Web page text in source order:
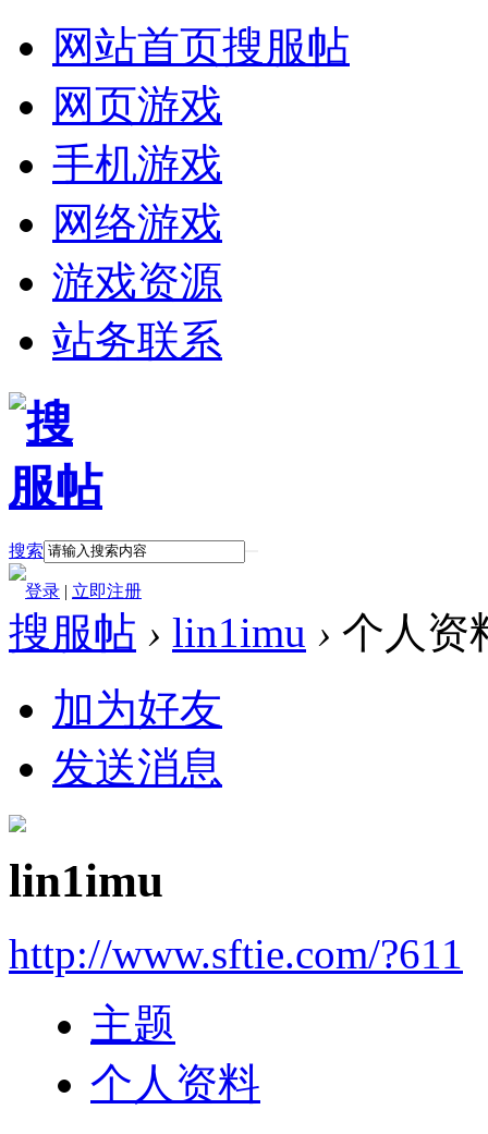
网站首页搜服帖
网页游戏
手机游戏
网络游戏
游戏资源
站务联系
搜索
登录 | 立即注册
搜服帖 › lin1imu › 个人资
加为好友
发送消息
lin1imu
http://www.sftie.com/?611
主题
个人资料